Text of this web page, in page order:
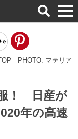
検
索
PHOTO: マテリア
！ 日産が
年の高速